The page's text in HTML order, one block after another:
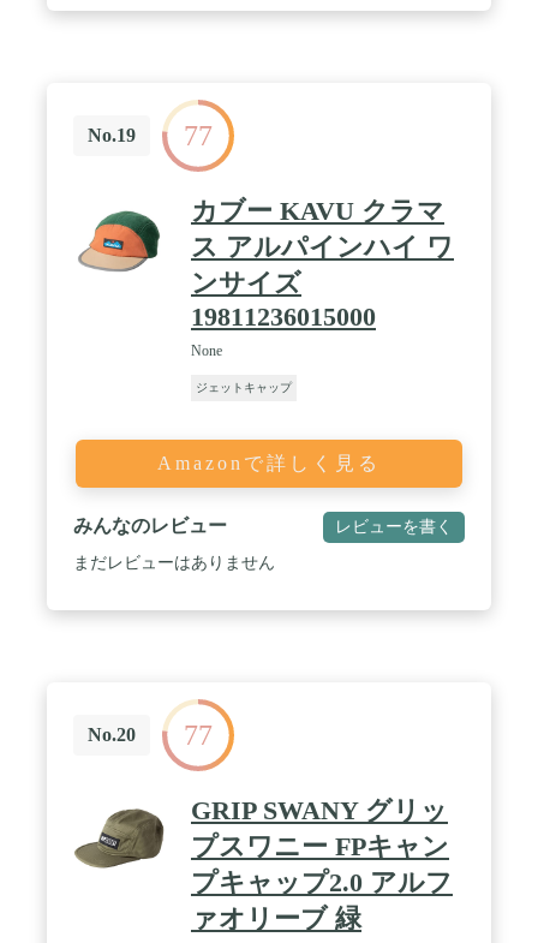
No.19 77
カブー KAVU クラマ
ス アルパインハイ ワ
ンサイズ
19811236015000
None
ジェットキャップ
Amazonで詳しく見る
みんなのレビュー レビューを書く
まだレビューはありません
No.20 77
GRIP SWANY グリッ
プスワニー FPキャン
プキャップ2.0 アルフ
ァオリーブ 緑